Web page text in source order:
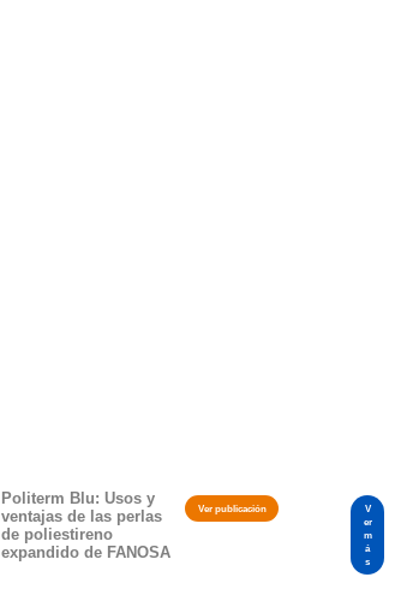
Politerm Blu: Usos y
ventajas de las perlas
de poliestireno
expandido de FANOSA
Ver publicación
V
er
m
á
s